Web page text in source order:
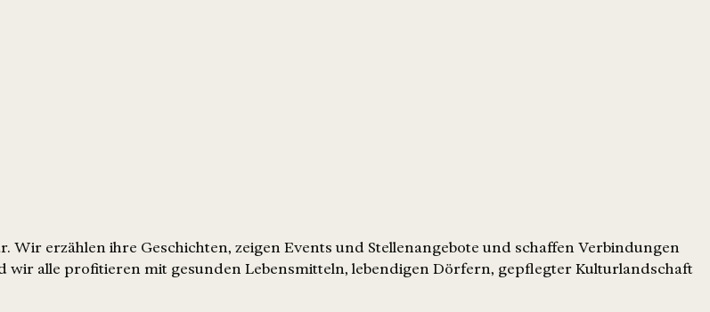
Wir erzählen ihre Geschichten, zeigen Events und Stellenangebote und schaffen Verbindungen
wir alle profitieren mit gesunden Lebensmitteln, lebendigen Dörfern, gepflegter Kulturlandschaft